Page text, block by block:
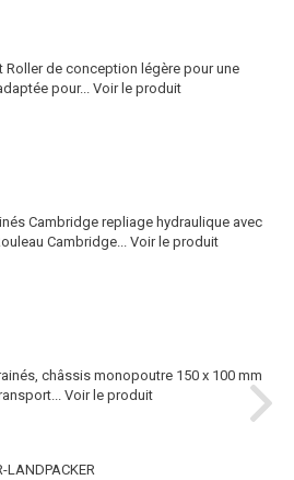
Roller de conception légère pour une
pour... Voir le produit
Cambridge repliage hydraulique avec
Cambridge... Voir le produit
châssis monopoutre 150 x 100 mm
Voir le produit
LANDPACKER